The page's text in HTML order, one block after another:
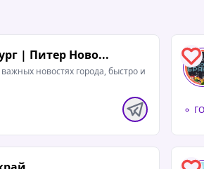
| Питер Ново...
новостях города, быстро и